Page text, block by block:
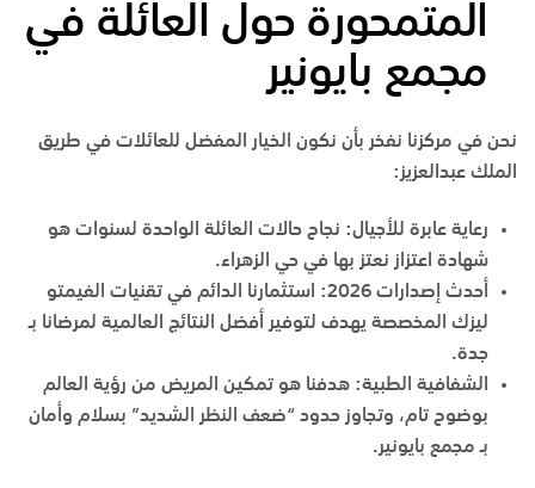
المتمحورة حول العائلة في
مجمع بايونير
نحن في مركزنا نفخر بأن نكون الخيار المفضل للعائلات في طريق
الملك عبدالعزيز :
رعاية عابرة للأجيال: نجاح حالات العائلة الواحدة لسنوات هو
شهادة اعتزاز نعتز بها في حي الزهراء.
أحدث إصدارات 2026
: استثمارنا الدائم في تقنيات الفيمتو
ليزك المخصصة يهدف لتوفير أفضل النتائج العالمية لمرضانا بـ
جدة.
الشفافية الطبية: هدفنا هو تمكين المريض من رؤية العالم
بوضوح تام، وتجاوز حدود “ضعف النظر الشديد” بسلام وأمان
بـ مجمع بايونير.